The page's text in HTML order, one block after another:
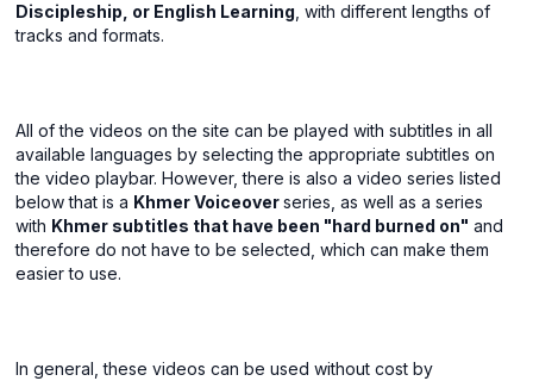
Discipleship, or English Learning , with different lengths of
tracks and formats.
All of the videos on the site can be played with subtitles in all
available languages by selecting the appropriate subtitles on
the video playbar. However, there is also a video series listed
below that is a Khmer Voiceoverseries, as well as a series
with Khmer subtitles that have been "hard burned on" and
therefore do not have to be selected, which can make them
easier to use.
In general, these videos can be used without cost by